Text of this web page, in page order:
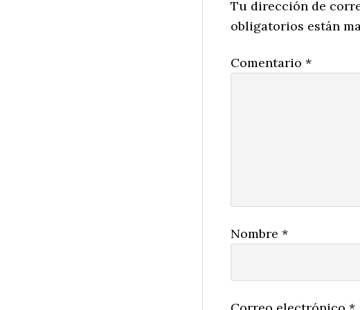
Tu dirección de
obligatorios están
Comentario *
Nombre *